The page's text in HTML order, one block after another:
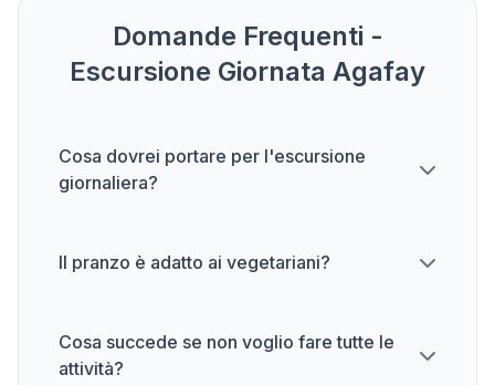
Domande Frequenti -
Escursione Giornata Agafay
Cosa dovrei portare per l'escursione
giornaliera?
Il pranzo è adatto ai vegetariani?
Cosa succede se non voglio fare tutte le
attività?